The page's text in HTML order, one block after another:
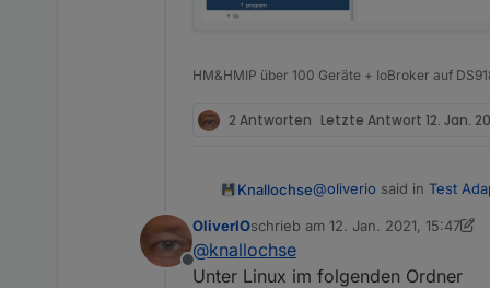
HM&HMIP über 100 Geräte + IoBroker auf
2 Antworten Letzte Antwort 12. Jan.
Knallochse@oliverio said in Test
Offline
OliverIOschrieb am 12. Jan. 2021, 15:47
zuletzt editiert von OliverIO1. Dez.
@knallochse
Unter Linux im folgenden Ordner